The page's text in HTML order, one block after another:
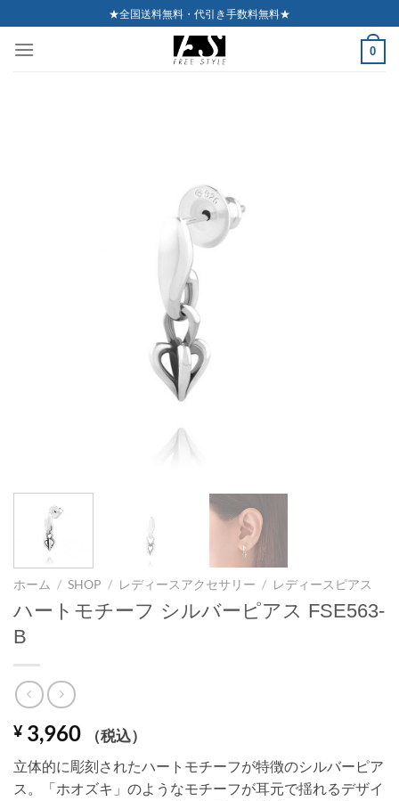
to
content
★全国送料無料・代引き手数料無料★
0
ホーム / SHOP / レディースアクセサリー / レディースピアス
ハートモチーフ シルバーピアス FSE563-
B
¥ 3,960 （税込）
立体的に彫刻されたハートモチーフが特徴のシルバーピア
ス。「ホオズキ」のようなモチーフが耳元で揺れるデザイ